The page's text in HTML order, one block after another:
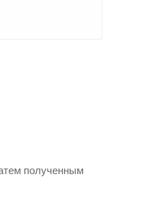
полученным